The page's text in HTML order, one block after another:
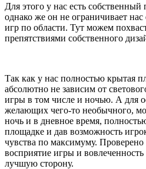
Для этого у нас есть
однако же он не ограничивает
игр по области. Тут можем
препятствиями собственного
Так как у нас полностью крытая
абсолютно не зависим от
игры в том числе и ночью. А для
желающих чего-то необычного,
ночь и в дневное время,
площадке и дав возможность
чувства по максимуму. Проверено
восприятие игры и
лучшую сторону.